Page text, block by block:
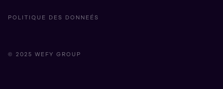
© 2025 WEFY GROUP
POLITIQUE DES DONNEÉS